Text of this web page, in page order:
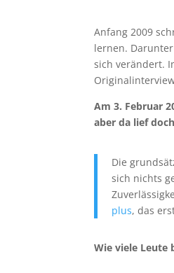
Anfang 2009
lernen.
sich verändert.
Am 3. Februar
aber da lief
Die
sich nichts
plus, das
Wie viele Leute